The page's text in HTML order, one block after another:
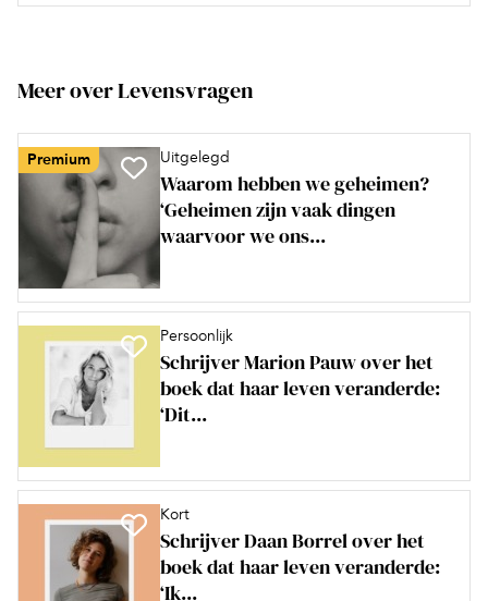
Meer over Levensvragen
Premium Uitgelegd
Waarom hebben we geheimen?
‘Geheimen zijn vaak dingen
waarvoor we ons...
Persoonlijk
Schrijver Marion Pauw over het
boek dat haar leven veranderde:
‘Dit...
Kort
Schrijver Daan Borrel over het
boek dat haar leven veranderde:
‘Ik...